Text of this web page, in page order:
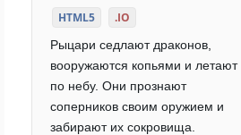
HTML5 .IO
Рыцари седлают драконов,
вооружаются копьями и летают
по небу. Они прознают
соперников своим оружием и
забирают их сокровища.